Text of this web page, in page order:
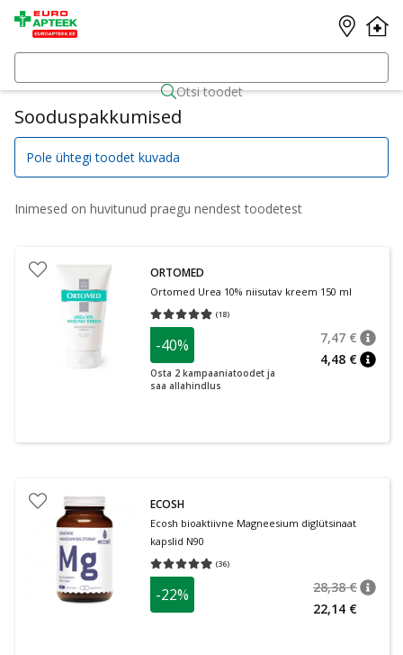
Otsi toodet
Sooduspakkumised
Pole ühtegi toodet kuvada
Inimesed on huvitunud praegu nendest toodetest
ORTOMED
Ortomed Urea 10% niisutav kreem 150 ml
(18)
Keskmine hinnang 4.89
-40%
Osta 2 kampaaniatoodet ja
saa allahindlus
7,47 €
4,48 €
ECOSH
Ecosh bioaktiivne Magneesium diglütsinaat
kapslid N90
(36)
Keskmine hinnang 4.97
-22% 28,38 €
22,14 €